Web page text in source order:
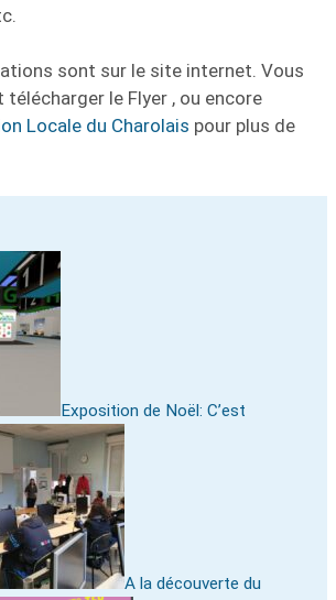
sont sur le site internet. Vous
télécharger le Flyer , ou encore
Locale du Charolais pour plus de
Exposition de Noël: C’est
A la découverte du